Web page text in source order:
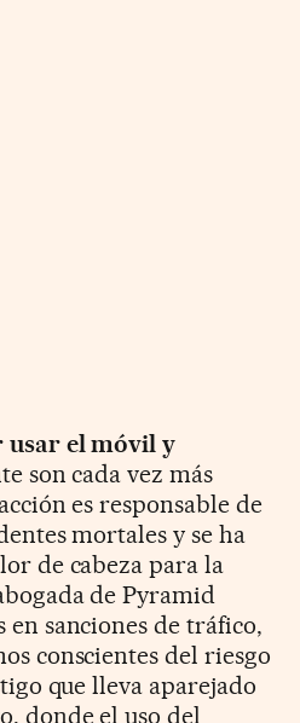
usar el móvil y
son cada vez más
es responsable de
mortales y se ha
de cabeza para la
de Pyramid
sanciones de tráfico,
conscientes del riesgo
que lleva aparejado
donde el uso del